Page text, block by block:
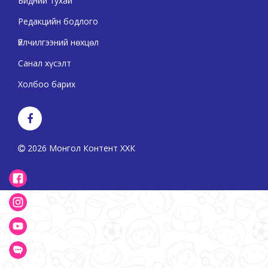
Редакцийн бодлого
Үйлчилгээний нөхцөл
Санал хүсэлт
Холбоо барих
2026 Монгол Контент ХХК